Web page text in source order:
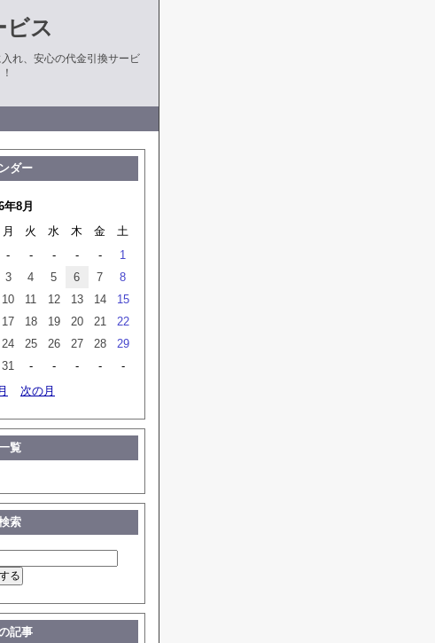
ビス
れ、安心の代金引換サービ
ダー
年8月
月 火 水 木 金
土
- - - - -
1
3 4 5 6 7
8
10 11 12 13 14
15
17 18 19 20 21
22
24 25 26 27 28
29
31 - - - -
-
次の月
覧
索
記事